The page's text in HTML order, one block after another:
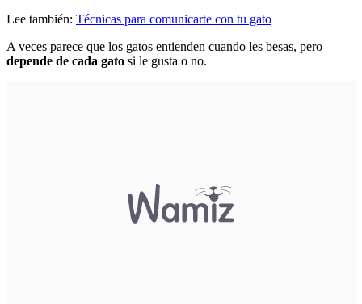
Lee también: Técnicas para comunicarte con tu gato
A veces parece que los gatos entienden cuando les besas, pero
depende de cada gato si le gusta o no.